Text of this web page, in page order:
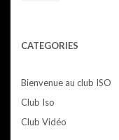
CATEGORIES
Bienvenue au club ISO
Club Iso
Club Vidéo